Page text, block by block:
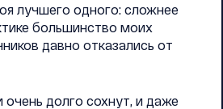
лучшего одного: сложнее
большинство моих
давно отказались от
очень долго сохнут, и даже